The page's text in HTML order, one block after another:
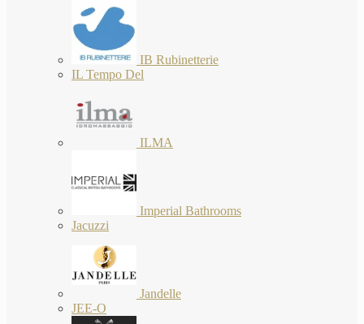
IB Rubinetterie
IL Tempo Del
ILMA
Imperial Bathrooms
Jacuzzi
Jandelle
JEE-O